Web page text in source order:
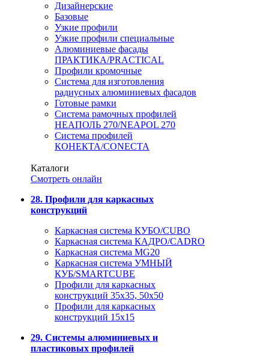
Дизайнерские
Базовые
Узкие профили
Узкие профили специальные
Алюминиевые фасады
ПРАКТИКА/PRACTICAL
Профили кромочные
Система для изготовления
радиусных алюминиевых фасадов
Готовые рамки
Система рамочных профилей
НЕАПОЛЬ 270/NEAPOL 270
Система профилей
КОНЕКТА/CONECTA
Каталоги
Смотреть онлайн
28. Профили для каркасных
конструкций
Каркасная система КУБО/CUBO
Каркасная система КАДРО/CADRO
Каркасная система MG20
Каркасная система УМНЫЙ
КУБ/SMARTCUBE
Профили для каркасных
конструкций 35x35, 50x50
Профили для каркасных
конструкций 15х15
29. Системы алюминиевых и
пластиковых профилей